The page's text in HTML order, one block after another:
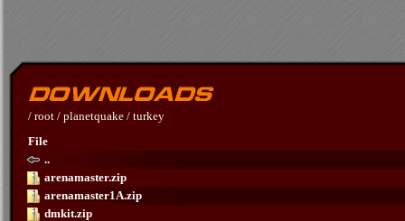
/ root / planetquake / turkey
File
..
arenamaster.zip
arenamaster1A.zip
dmkit.zip